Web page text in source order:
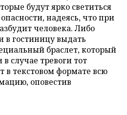
будут ярко светиться
надеясь, что при
человека. Либо
в гостиницу выдать
браслет, который
случае тревоги тот
в текстовом формате всю
оповестив